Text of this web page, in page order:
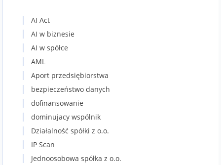
AI Act
AI w biznesie
AI w spółce
AML
Aport przedsiębiorstwa
bezpieczeństwo danych
dofinansowanie
dominujacy wspólnik
Działalność spółki z o.o.
IP Scan
Jednoosobowa spółka z o.o.